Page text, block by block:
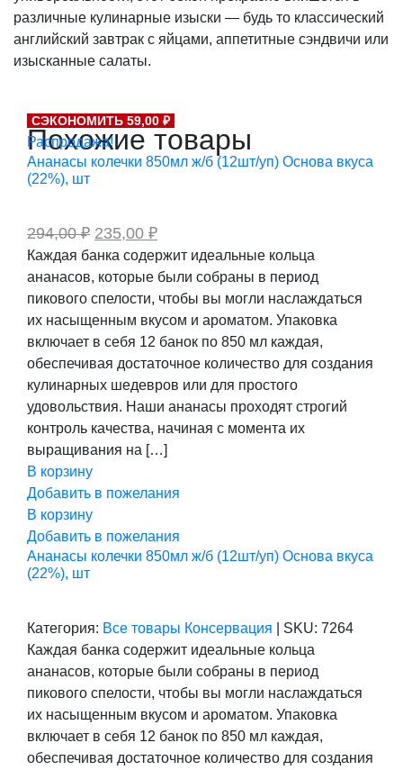
различные кулинарные изыски — будь то классический
английский завтрак с яйцами, аппетитные сэндвичи или
изысканные салаты.
Похожие товары
СЭКОНОМИТЬ 59,00 ₽
Распродажа!
Ананасы колечки 850мл ж/б (12шт/уп) Основа вкуса
(22%), шт
294,00₽ Первоначальная
цена
составляла
294,00 ₽.
235,00 ₽Текущая
цена:
235,00 ₽.
Каждая банка содержит идеальные кольца
ананасов, которые были собраны в период
пикового спелости, чтобы вы могли наслаждаться
их насыщенным вкусом и ароматом. Упаковка
включает в себя 12 банок по 850 мл каждая,
обеспечивая достаточное количество для создания
кулинарных шедевров или для простого
удовольствия. Наши ананасы проходят строгий
контроль качества, начиная с момента их
выращивания на […]
В корзину
Добавить в пожелания
В корзину
Добавить в пожелания
Ананасы колечки 850мл ж/б (12шт/уп) Основа вкуса
(22%), шт
Категория: Все товары Консервация SKU: 7264
Каждая банка содержит идеальные кольца
ананасов, которые были собраны в период
пикового спелости, чтобы вы могли наслаждаться
их насыщенным вкусом и ароматом. Упаковка
включает в себя 12 банок по 850 мл каждая,
обеспечивая достаточное количество для создания